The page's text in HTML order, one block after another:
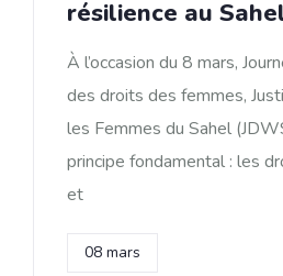
résilience au
À l’occasion du 8 mars,
des droits des femmes,
les Femmes du Sahel
principe fondamental : les
et
08 mars